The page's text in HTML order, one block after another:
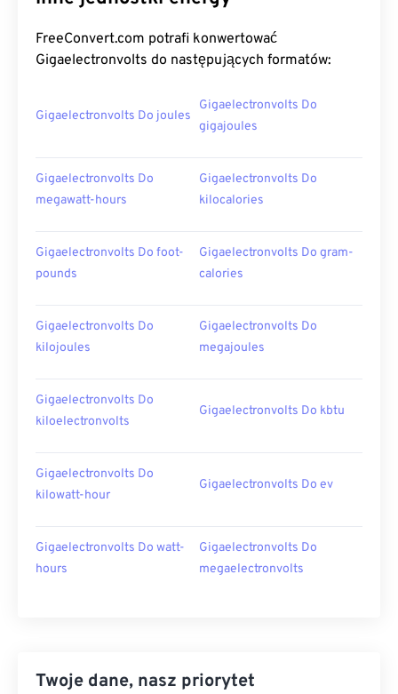
FreeConvert.com potrafi konwertować
Gigaelectronvolts do następujących formatów:
Gigaelectronvolts Do joules
Gigaelectronvolts Do
gigajoules
Gigaelectronvolts Do
megawatt-hours
Gigaelectronvolts Do
kilocalories
Gigaelectronvolts Do foot-
pounds
Gigaelectronvolts Do gram-
calories
Gigaelectronvolts Do
kilojoules
Gigaelectronvolts Do
megajoules
Gigaelectronvolts Do
kiloelectronvolts
Gigaelectronvolts Do kbtu
Gigaelectronvolts Do
kilowatt-hour
Gigaelectronvolts Do ev
Gigaelectronvolts Do watt-
hours
Gigaelectronvolts Do
megaelectronvolts
Twoje dane, nasz priorytet